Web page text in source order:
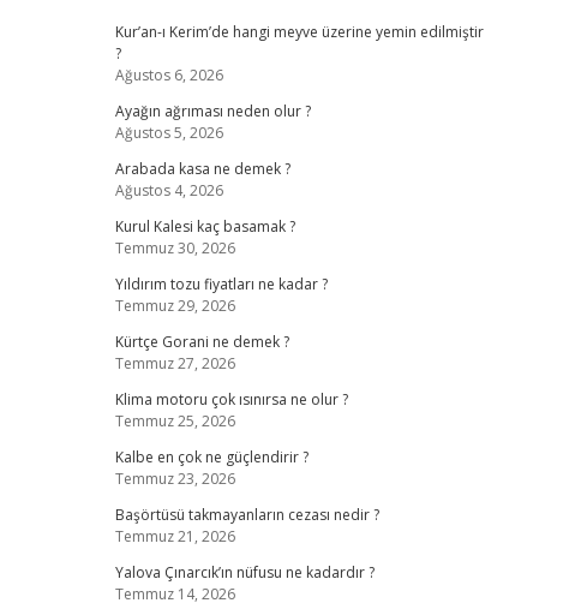
Kur’an-ı Kerim’de hangi meyve üzerine yemin edilmiştir
?
Ağustos 6, 2026
Ayağın ağrıması neden olur ?
Ağustos 5, 2026
Arabada kasa ne demek ?
Ağustos 4, 2026
Kurul Kalesi kaç basamak ?
Temmuz 30, 2026
Yıldırım tozu fiyatları ne kadar ?
Temmuz 29, 2026
Kürtçe Gorani ne demek ?
Temmuz 27, 2026
Klima motoru çok ısınırsa ne olur ?
Temmuz 25, 2026
Kalbe en çok ne güçlendirir ?
Temmuz 23, 2026
Başörtüsü takmayanların cezası nedir ?
Temmuz 21, 2026
Yalova Çınarcık’ın nüfusu ne kadardır ?
Temmuz 14, 2026